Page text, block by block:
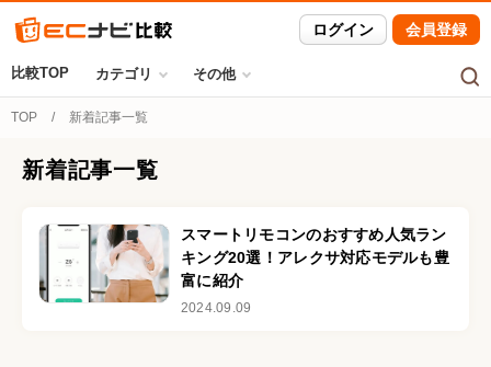
ログイン 会員登録
比較TOP カテゴリ その他
TOP 新着記事一覧
新着記事一覧
スマートリモコンのおすすめ人気ラン
キング20選！アレクサ対応モデルも豊
富に紹介
2024.09.09